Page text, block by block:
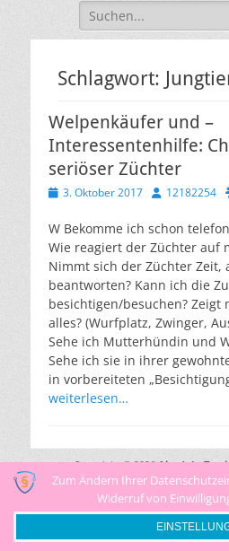
Suchen
nach:
Schlagwort:
Welpenkäufer und –
Interessentenhilfe:
seriöser Züchter
Veröffentlicht
3. Oktober 2017 Autor12182254
W Bekomme ich schon
Wie reagiert der Züchter auf
Nimmt sich der Züchter Zeit,
beantworten? Kann ich die
besichtigen/besuchen? Zeigt
alles? (Wurfplatz, Zwinger,
Sehe ich Mutterhündin und
Sehe ich sie in ihrer
in vorbereiteten
weiterlesen…
Copyright © 2026Airedale-
Goetschetal". Alle Rechte
Catch Responsive von
Zum Ändern Ihrer
Widerruf von